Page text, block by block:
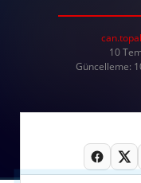
10
Güncelleme: